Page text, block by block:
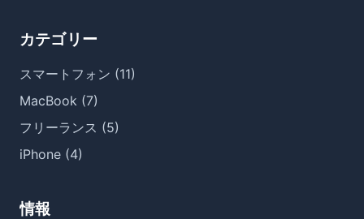
カテゴリー
スマートフォン (11)
MacBook (7)
フリーランス (5)
iPhone (4)
情報